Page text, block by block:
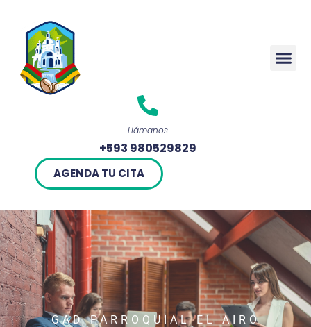
Llámanos
+593 980529829
AGENDA TU CITA
GAD PARROQUIAL EL AIRO